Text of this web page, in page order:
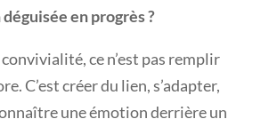
en progrès ?
ce n’est pas remplir
C’est créer du lien, s’adapter,
une émotion derrière un